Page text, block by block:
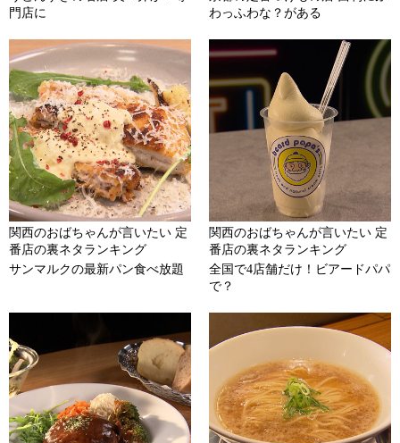
門店に
わっふわな？がある
関西のおばちゃんが言いたい 定
番店の裏ネタランキング
サンマルクの最新パン食べ放題
関西のおばちゃんが言いたい 定
番店の裏ネタランキング
全国で4店舗だけ！ビアードパパ
で？